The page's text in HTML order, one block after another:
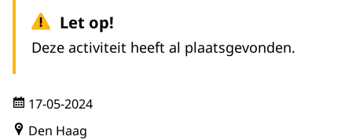
Let op!
Deze activiteit heeft al plaatsgevonden.
17-05-2024
Den Haag